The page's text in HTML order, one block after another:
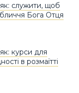
служити, щоб
Бога Отця
курси для
в розмаїтті